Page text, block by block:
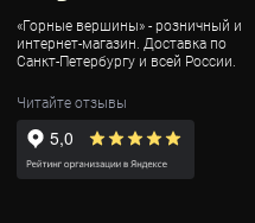
«Горные вершины» - розничный и
интернет-магазин. Доставка по
Санкт-Петербургу и всей России.
Читайте отзывы